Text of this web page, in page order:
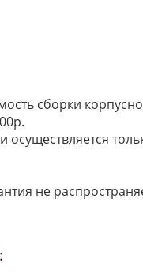
сборки
не